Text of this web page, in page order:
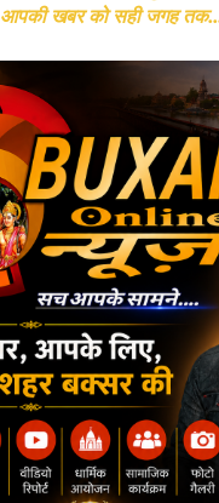
आपकी खबर को सही जगह